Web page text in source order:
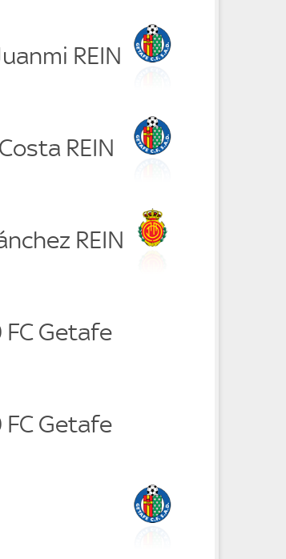
REIN
REIN
REIN
FC Getafe
FC Getafe